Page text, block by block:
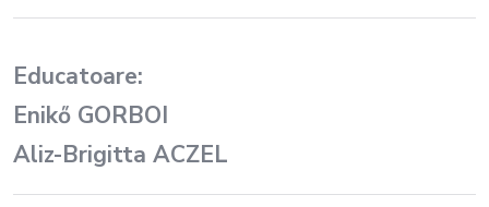
Educatoare:
Enikő GORBOI
Aliz-Brigitta ACZEL